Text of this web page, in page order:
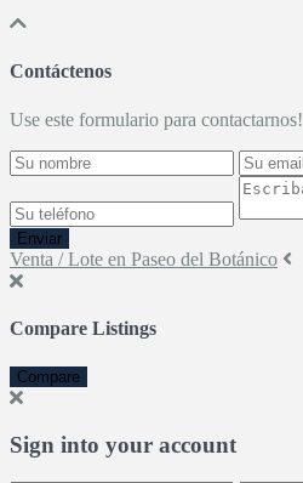
Contáctenos
Use este formulario para contactarnos!
Enviar
Venta / Lote en Paseo del Botánico
Compare Listings
Compare
Sign into your account